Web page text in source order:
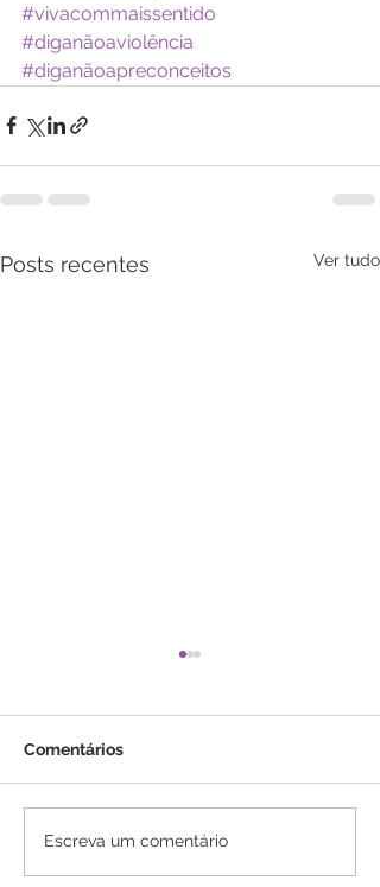
#vivacommaissentido
#diganãoaviolência
#diganãoapreconceitos
Posts recentes Ver tudo
Insônia
Comentários
Escreva um comentário